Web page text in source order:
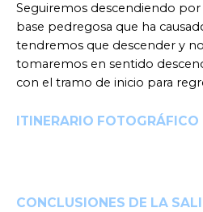
Seguiremos descendiendo por
base pedregosa que ha
tendremos que descender y
tomaremos en sentido
con el tramo de inicio para
ITINERARIO FOTOGRÁFICO
CONCLUSIONES DE LA